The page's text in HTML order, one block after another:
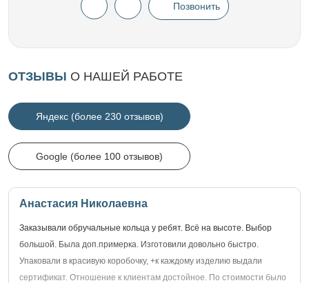
Позвонить
ОТЗЫВЫ О НАШЕЙ РАБОТЕ
Яндекс (более 230 отзывов)
Google (более 100 отзывов)
Анастасия Николаевна
Заказывали обручальные кольца у ребят. Всё на высоте. Выбор
большой. Была доп.примерка. Изготовили довольно быстро.
Упаковали в красивую коробочку, +к каждому изделию выдали
сертификат. Отношение к клиентам достойное. По стоимости было